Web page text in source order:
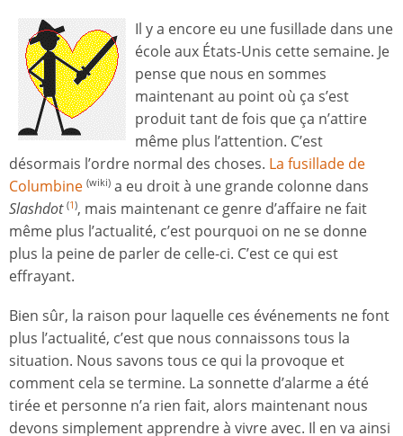
Il y a encore eu une fusillade dans une
école aux États-Unis cette semaine. Je
pense que nous en sommes
maintenant au point où ça s’est
produit tant de fois que ça n’attire
même plus l’attention. C’est
désormais l’ordre normal des choses. La fusillade de
Columbine (wiki) a eu droit à une grande colonne dans
Slashdot (1), mais maintenant ce genre d’affaire ne fait
même plus l’actualité, c’est pourquoi on ne se donne
plus la peine de parler de celle-ci. C’est ce qui est
effrayant.
Bien sûr, la raison pour laquelle ces événements ne font
plus l’actualité, c’est que nous connaissons tous la
situation. Nous savons tous ce qui la provoque et
comment cela se termine. La sonnette d’alarme a été
tirée et personne n’a rien fait, alors maintenant nous
devons simplement apprendre à vivre avec. Il en va ainsi